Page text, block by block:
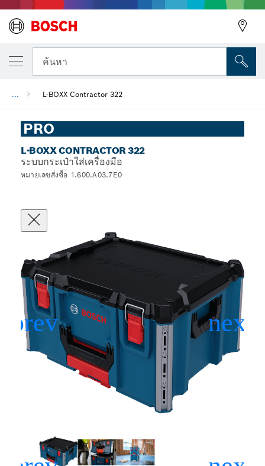
ค้นหา
... L-BOXX Contractor 322
PRO
L-BOXX CONTRACTOR 322
ระบบกระเป๋าใส่เครื่องมือ
หมายเลขสั่งซื้อ 1.600.A03.7E0